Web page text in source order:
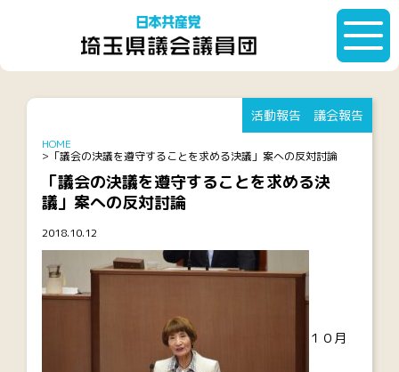
HOME
「議会の決議を遵守することを求める決議」案への反対討論
「議会の決議を遵守することを求める決
議」案への反対討論
2018.10.12
活動報告 議会報告
１０月